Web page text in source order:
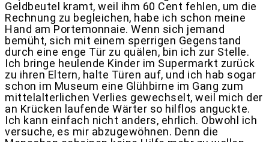
Geldbeutel kramt, weil ihm 60 Cent fehlen, um die
Rechnung zu begleichen, habe ich schon meine
Hand am Portemonnaie. Wenn sich jemand
bemüht, sich mit einem sperrigen Gegenstand
durch eine enge Tür zu quälen, bin ich zur Stelle.
Ich bringe heulende Kinder im Supermarkt zurück
zu ihren Eltern, halte Türen auf, und ich hab sogar
schon im Museum eine Glühbirne im Gang zum
mittelalterlichen Verlies gewechselt, weil mich der
an Krücken laufende Wärter so hilflos anguckte.
Ich kann einfach nicht anders, ehrlich. Obwohl ich
versuche, es mir abzugewöhnen. Denn die